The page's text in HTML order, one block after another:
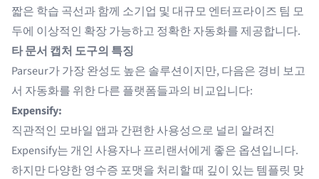
짧은 학습 곡선과 함께 소기업 및 대규모 엔터프라이즈 팀 모
두에 이상적인 확장 가능하고 정확한 자동화를 제공합니다.
타 문서 캡처 도구의 특징
Parseur가 가장 완성도 높은 솔루션이지만, 다음은 경비 보고
서 자동화를 위한 다른 플랫폼들과의 비교입니다:
Expensify:
직관적인 모바일 앱과 간편한 사용성으로 널리 알려진
Expensify는 개인 사용자나 프리랜서에게 좋은 옵션입니다.
하지만 다양한 영수증 포맷을 처리할 때 깊이 있는 템플릿 맞